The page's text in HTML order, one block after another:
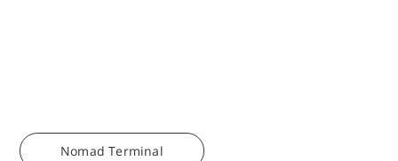
Nomad Terminal